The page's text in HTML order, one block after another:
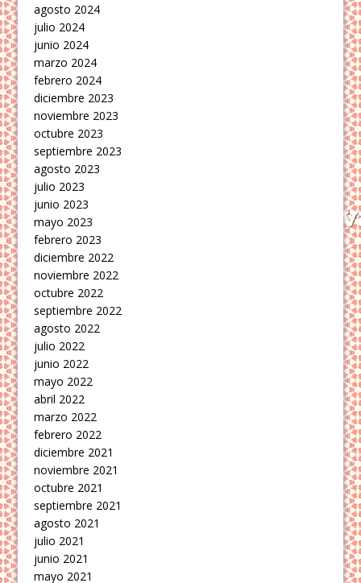
agosto 2024
julio 2024
junio 2024
marzo 2024
febrero 2024
diciembre 2023
noviembre 2023
octubre 2023
septiembre 2023
agosto 2023
julio 2023
junio 2023
mayo 2023
febrero 2023
diciembre 2022
noviembre 2022
octubre 2022
septiembre 2022
agosto 2022
julio 2022
junio 2022
mayo 2022
abril 2022
marzo 2022
febrero 2022
diciembre 2021
noviembre 2021
octubre 2021
septiembre 2021
agosto 2021
julio 2021
junio 2021
mayo 2021